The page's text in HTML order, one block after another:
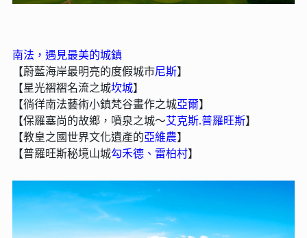
南法，遇見最美的城鎮
【蔚藍海岸最明亮的度假城市尼斯】
【星光褶褶名流之城坎城】
【徜徉南法藝術小鎮梵谷畫作之城亞爾】
【保羅塞尚的故鄉，噴泉之城～艾克斯.普羅旺斯】
【教皇之國世界文化遺產的亞維農】
【普羅旺斯秘境山城勾禾德、雷柏村】